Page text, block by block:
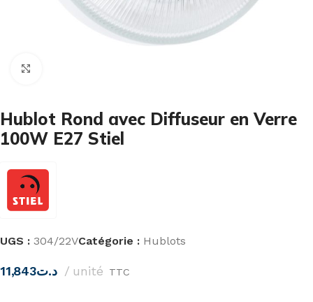
Hublot Rond avec Diffuseur en Verre
100W E27 Stiel
UGS : 304/22VCatégorie : Hublots
د.ت11,843 unité TTC